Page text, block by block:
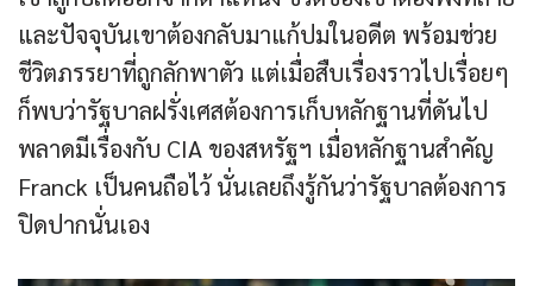
และปัจจุบันเขาต้องกลับมาแก้ปมในอดีต พร้อมช่วย
ชีวิตภรรยาที่ถูกลักพาตัว แต่เมื่อสืบเรื่องราวไปเรื่อยๆ
ก็พบว่ารัฐบาลฝรั่งเศสต้องการเก็บหลักฐานที่ดันไป
พลาดมีเรื่องกับ CIA ของสหรัฐฯ เมื่อหลักฐานสำคัญ
Franck เป็นคนถือไว้ นั่นเลยถึงรู้กันว่ารัฐบาลต้องการ
ปิดปากนั่นเอง